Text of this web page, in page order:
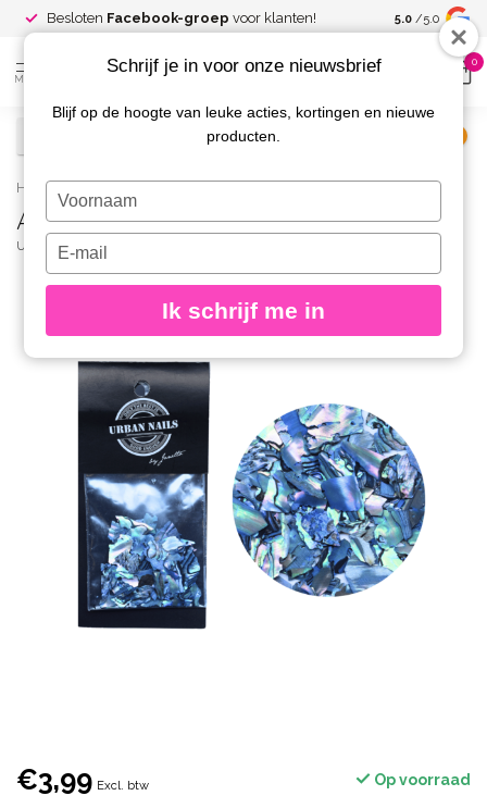
Besloten Facebook-groep voor klanten! Spaar voor
kortingen
5.0 /5.0
MENU
0
Home / Abalone Sea Shell 06
Abalone Sea Shell 06
URBAN NAILS
€3,99 Excl. btw Op voorraad
Schrijf je in voor onze nieuwsbrief
Blijf op de hoogte van leuke acties, kortingen en nieuwe
producten.
Typ
je
naam
Typ
je
e-
in
Ik schrijf me in